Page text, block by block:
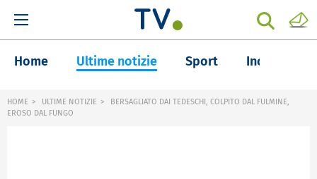
Home Ultime notizie Sport Inchieste
HOME ULTIME NOTIZIE
BERSAGLIATO DAI TEDESCHI, COLPITO DAL FULMINE,
EROSO DAL FUNGO